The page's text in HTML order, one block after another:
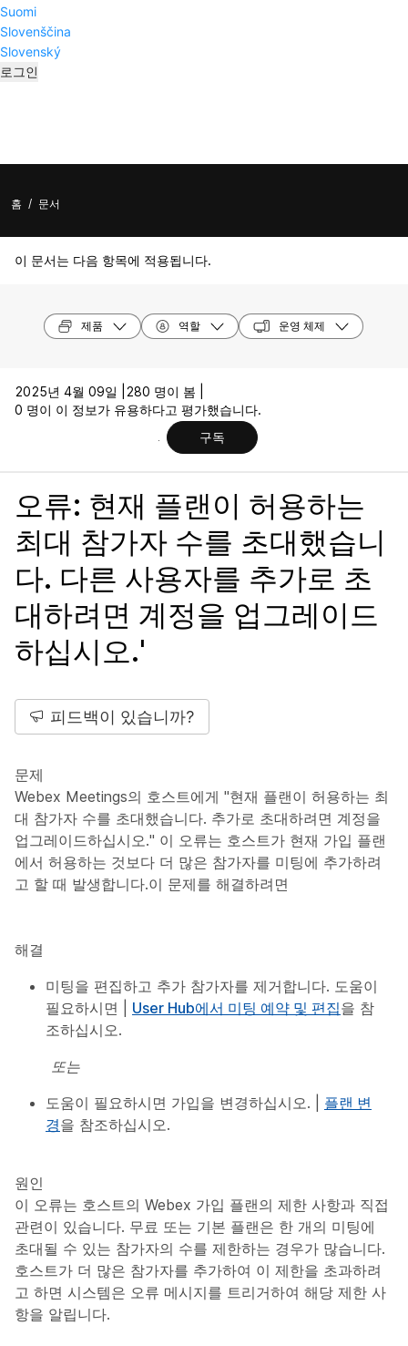
Suomi
Slovenščina
Slovenský
로그인
홈 / 문서
이 문서는 다음 항목에 적용됩니다.
제품 역할 운영 체제
2025년 4월 09일 |
280 명이 봄 |
0 명이 이 정보가 유용하다고 평가했습니다.
구독
오류: 현재 플랜이 허용하는
최대 참가자 수를 초대했습니
다. 다른 사용자를 추가로 초
대하려면 계정을 업그레이드
하십시오.'
피드백이 있습니까?
문제
Webex Meetings의 호스트에게 "현재 플랜이 허용하는 최
대 참가자 수를 초대했습니다. 추가로 초대하려면 계정을
업그레이드하십시오." 이 오류는 호스트가 현재 가입 플랜
에서 허용하는 것보다 더 많은 참가자를 미팅에 추가하려
고 할 때 발생합니다.이 문제를 해결하려면
해결
미팅을 편집하고 추가 참가자를 제거합니다. 도움이
필요하시면 | User Hub에서 미팅 예약 및 편집을 참
조하십시오.
또는
도움이 필요하시면 가입을 변경하십시오. | 플랜 변
경을 참조하십시오.
원인
이 오류는 호스트의 Webex 가입 플랜의 제한 사항과 직접
관련이 있습니다. 무료 또는 기본 플랜은 한 개의 미팅에
초대될 수 있는 참가자의 수를 제한하는 경우가 많습니다.
호스트가 더 많은 참가자를 추가하여 이 제한을 초과하려
고 하면 시스템은 오류 메시지를 트리거하여 해당 제한 사
항을 알립니다.